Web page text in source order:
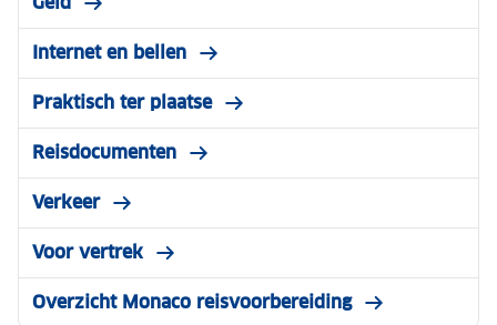
Internet en bellen
Praktisch ter plaatse
Reisdocumenten
Verkeer
Voor vertrek
Overzicht Monaco reisvoorbereiding